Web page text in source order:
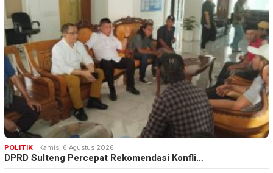
POLITIK Kamis, 6 Agustus 2026
DPRD Sulteng Percepat Rekomendasi Konfli…